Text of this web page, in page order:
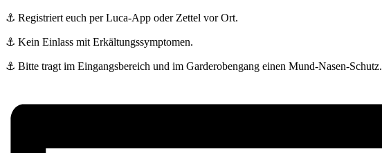
⚓️ Registriert euch per Luca-App oder Zettel vor Ort.
⚓️ Kein Einlass mit Erkältungssymptomen.
⚓️ Bitte tragt im Eingangsbereich und im Garderobengang einen Mund-Nasen-Schutz.